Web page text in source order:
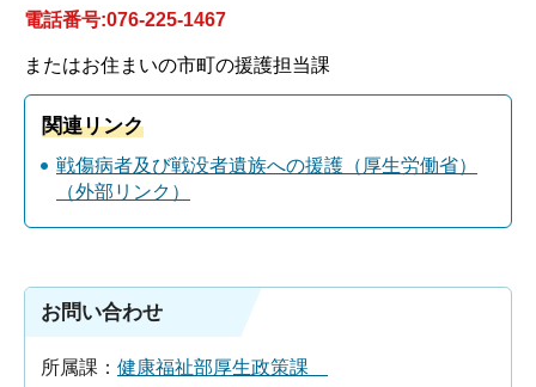
電話番号:076-225-1467
またはお住まいの市町の援護担当課
関連リンク
戦傷病者及び戦没者遺族への援護（厚生労働省）
（外部リンク）
お問い合わせ
所属課： 健康福祉部厚生政策課